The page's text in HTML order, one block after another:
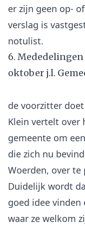
er zijn geen op-
verslag is
6.
oktober j.l.
de voorzitter
Klein vertelt over
gemeente om
die zich nu
Woerden, over te
Duidelijk wordt
goed idee